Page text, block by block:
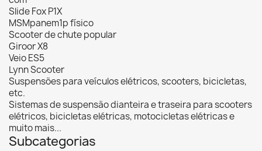
Slide Fox P1X
MSMpanem1p físico
Scooter de chute popular
Giroor X8
Veio ES5
Lynn Scooter
Suspensões para veículos elétricos, scooters, bicicletas,
etc.
Sistemas de suspensão dianteira e traseira para scooters
elétricos, bicicletas elétricas, motocicletas elétricas e
muito mais...
Subcategorias